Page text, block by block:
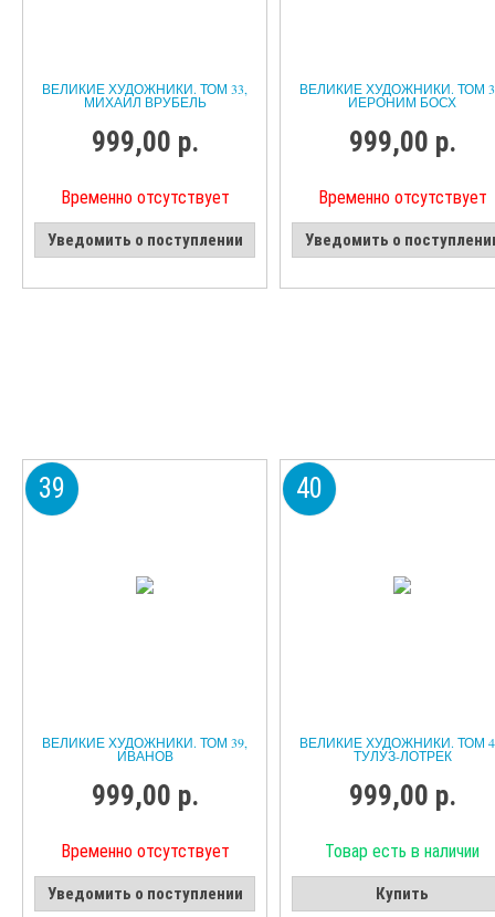
ВЕЛИКИЕ ХУДОЖНИКИ. ТОМ 33,
МИХАИЛ ВРУБЕЛЬ
999,00 р.
Временно отсутствует
Уведомить о поступлении
ВЕЛИКИЕ ХУДОЖНИКИ. ТОМ
ИЕРОНИМ БОСХ
999,00 р.
Временно отсутствует
Уведомить о
39
ВЕЛИКИЕ ХУДОЖНИКИ. ТОМ 39,
ИВАНОВ
999,00 р.
Временно отсутствует
Уведомить о поступлении
40
ВЕЛИКИЕ ХУДОЖНИКИ. ТОМ
ТУЛУЗ-ЛОТРЕК
999,00 р.
Товар есть в наличии
Купить